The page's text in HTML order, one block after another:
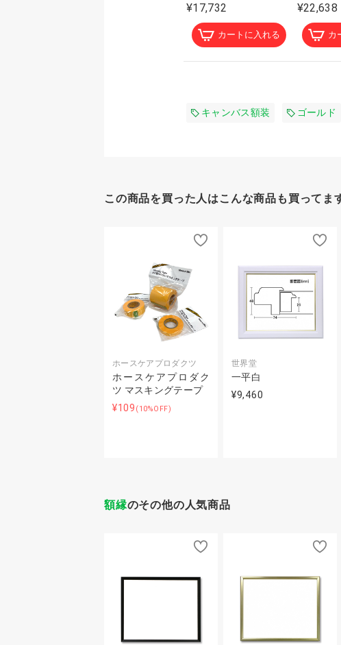
¥17,732
カートに入れる
¥22,638
カ
キャンバス額装 ゴールド
この商品を買った人はこんな商品も買ってま
ホースケアプロダクツ
ホースケアプロダク
ツ マスキングテープ
¥109 (10%OFF)
世界堂
一平白
¥9,460
額縁のその他の人気商品